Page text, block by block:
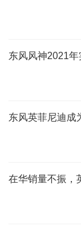
东风风神2021
东风英菲尼迪成
在华销量不振，